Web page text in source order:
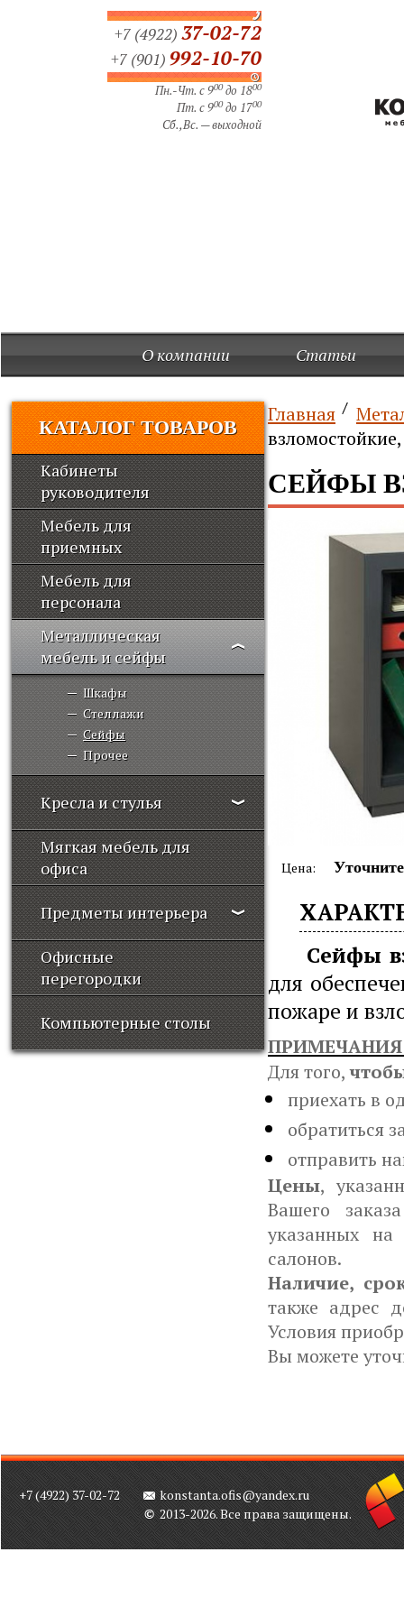
+7 (4922) 37-02-72
+7 (901) 992-10-70
Пн.-Чт. с 900до 1800
Пт. с 900до 1700
Сб.,Вс. — выходной
О компании Статьи
КАТАЛОГ ТОВАРОВ
Кабинеты
руководителя
Мебель для
приемных
Мебель для
персонала
Металлическая
мебель и сейфы
Шкафы
Стеллажи
Сейфы
Прочее
Кресла и стулья
Мягкая мебель для
офиса
Предметы интерьера
Офисные
перегородки
Компьютерные столы
Главная
СЕЙФЫ
Цена:
Сейфы
для
пожаре и
Для того,
приехать в
обратиться
отправить
Цены,
Вашего
указанных
салонов.
Наличие,
также адрес
Условия
Вы можете
+7 (4922) 37-02-72
konstanta.ofis@yandex.ru
2013-2026. Все права защищены.